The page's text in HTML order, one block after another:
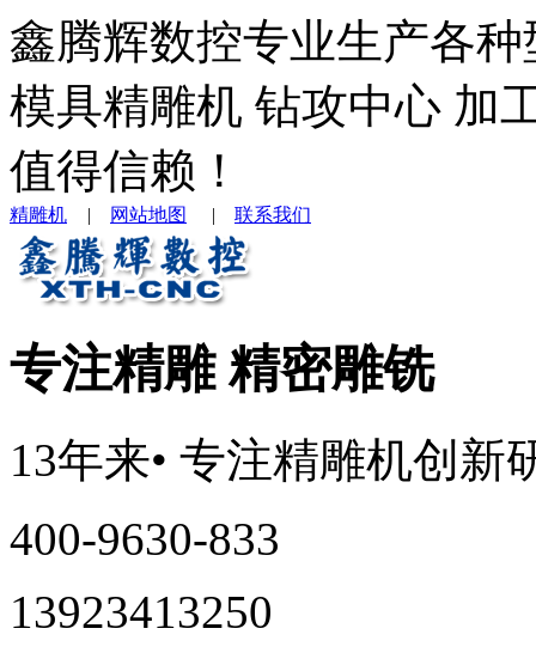
鑫腾辉数控专业生产各
模具精雕机 钻攻中心 加
值得信赖！
精雕机 | 网站地图 | 联系我们
专注精雕 精密雕铣
13年来• 专注精雕机创新
400-9630-833
13923413250